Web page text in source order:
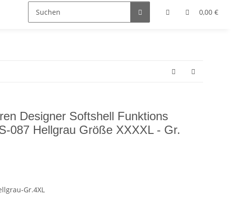
0,00 €
Designer Softshell Funktions
087 Hellgrau Größe XXXXL - Gr.
Gr.4XL